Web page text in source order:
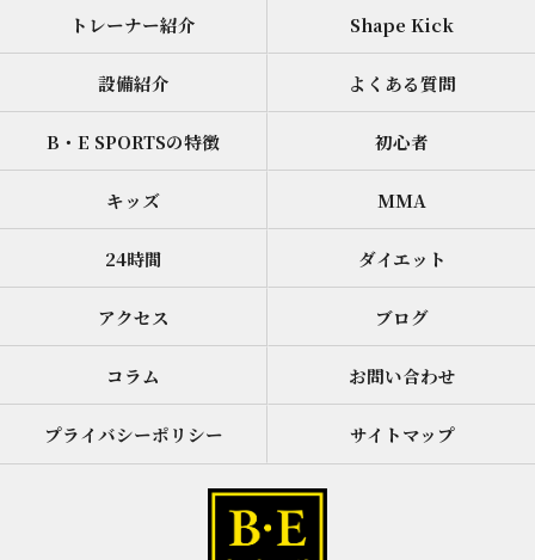
トレーナー紹介 Shape Kick
設備紹介 よくある質問
B・E SPORTSの特徴 初心者
キッズ MMA
24時間 ダイエット
アクセス ブログ
コラム お問い合わせ
プライバシーポリシー サイトマップ